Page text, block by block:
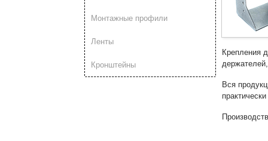
Монтажные профили
Ленты
Кронштейны
Крепления
Вся